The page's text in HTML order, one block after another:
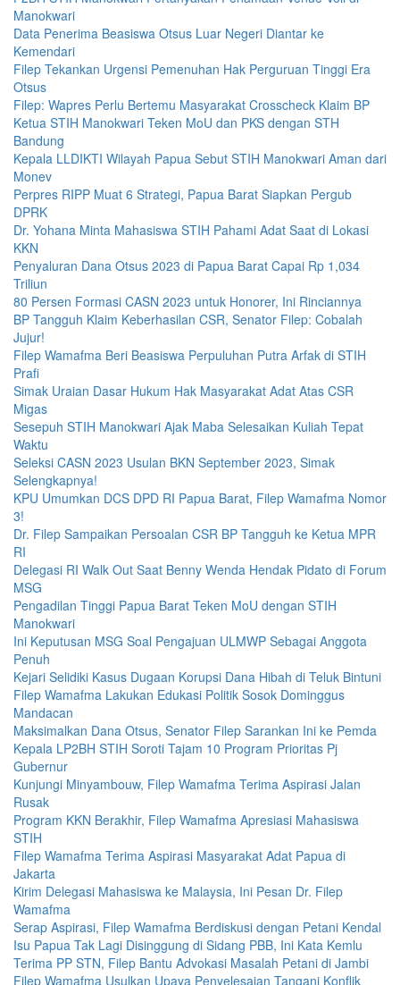
Manokwari
Data Penerima Beasiswa Otsus Luar Negeri Diantar ke
Kemendari
Filep Tekankan Urgensi Pemenuhan Hak Perguruan Tinggi Era
Otsus
Filep: Wapres Perlu Bertemu Masyarakat Crosscheck Klaim BP
Ketua STIH Manokwari Teken MoU dan PKS dengan STH
Bandung
Kepala LLDIKTI Wilayah Papua Sebut STIH Manokwari Aman dari
Monev
Perpres RIPP Muat 6 Strategi, Papua Barat Siapkan Pergub
DPRK
Dr. Yohana Minta Mahasiswa STIH Pahami Adat Saat di Lokasi
KKN
Penyaluran Dana Otsus 2023 di Papua Barat Capai Rp 1,034
Triliun
80 Persen Formasi CASN 2023 untuk Honorer, Ini Rinciannya
BP Tangguh Klaim Keberhasilan CSR, Senator Filep: Cobalah
Jujur!
Filep Wamafma Beri Beasiswa Perpuluhan Putra Arfak di STIH
Prafi
Simak Uraian Dasar Hukum Hak Masyarakat Adat Atas CSR
Migas
Sesepuh STIH Manokwari Ajak Maba Selesaikan Kuliah Tepat
Waktu
Seleksi CASN 2023 Usulan BKN September 2023, Simak
Selengkapnya!
KPU Umumkan DCS DPD RI Papua Barat, Filep Wamafma Nomor
3!
Dr. Filep Sampaikan Persoalan CSR BP Tangguh ke Ketua MPR
RI
Delegasi RI Walk Out Saat Benny Wenda Hendak Pidato di Forum
MSG
Pengadilan Tinggi Papua Barat Teken MoU dengan STIH
Manokwari
Ini Keputusan MSG Soal Pengajuan ULMWP Sebagai Anggota
Penuh
Kejari Selidiki Kasus Dugaan Korupsi Dana Hibah di Teluk Bintuni
Filep Wamafma Lakukan Edukasi Politik Sosok Dominggus
Mandacan
Maksimalkan Dana Otsus, Senator Filep Sarankan Ini ke Pemda
Kepala LP2BH STIH Soroti Tajam 10 Program Prioritas Pj
Gubernur
Kunjungi Minyambouw, Filep Wamafma Terima Aspirasi Jalan
Rusak
Program KKN Berakhir, Filep Wamafma Apresiasi Mahasiswa
STIH
Filep Wamafma Terima Aspirasi Masyarakat Adat Papua di
Jakarta
Kirim Delegasi Mahasiswa ke Malaysia, Ini Pesan Dr. Filep
Wamafma
Serap Aspirasi, Filep Wamafma Berdiskusi dengan Petani Kendal
Isu Papua Tak Lagi Disinggung di Sidang PBB, Ini Kata Kemlu
Terima PP STN, Filep Bantu Advokasi Masalah Petani di Jambi
Filep Wamafma Usulkan Upaya Penyelesaian Tangani Konflik